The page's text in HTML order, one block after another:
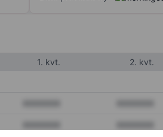
1. kvt. 2. kvt.